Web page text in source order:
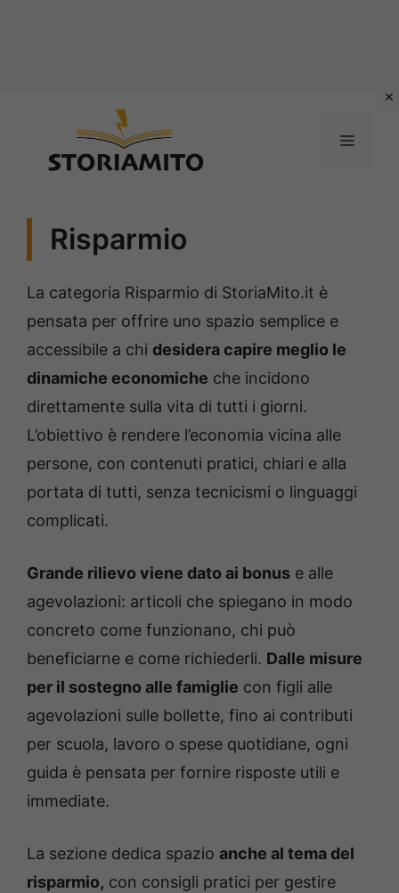
contenuto
MENU
Risparmio
La categoria Risparmio di StoriaMito.it è
pensata per offrire uno spazio semplice e
accessibile a chi desidera capire meglio le
dinamiche economiche che incidono
direttamente sulla vita di tutti i giorni.
L’obiettivo è rendere l’economia vicina alle
persone, con contenuti pratici, chiari e alla
portata di tutti, senza tecnicismi o linguaggi
complicati.
Grande rilievo viene dato ai bonus e alle
agevolazioni: articoli che spiegano in modo
concreto come funzionano, chi può
beneficiarne e come richiederli. Dalle misure
per il sostegno alle famiglie con figli alle
agevolazioni sulle bollette, fino ai contributi
per scuola, lavoro o spese quotidiane, ogni
guida è pensata per fornire risposte utili e
immediate.
La sezione dedica spazio anche al tema del
risparmio, con consigli pratici per gestire